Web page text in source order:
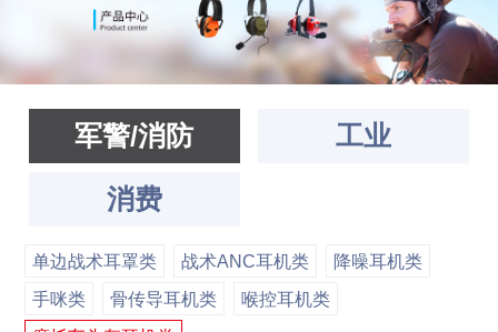
军警/消防 工业
消费
单边战术耳罩类 战术ANC耳机类
降噪耳机类
手咪类
骨传导耳机类
喉控耳机类